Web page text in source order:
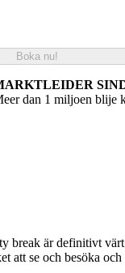
Boka nu!
dan 1 miljoen blije
break är definitivt
se och besöka